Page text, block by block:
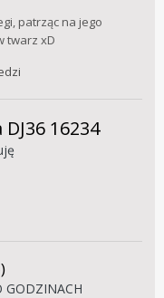
patrząc na jego
twarz xD
16234
GODZINACH